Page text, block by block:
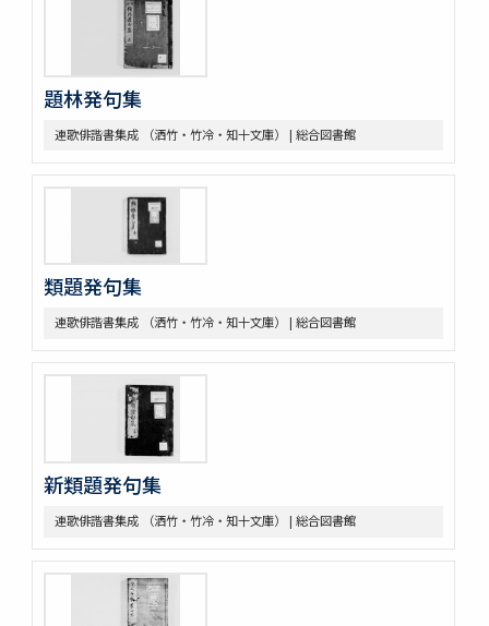
題林発句集
連歌俳諧書集成 （洒竹・竹冷・知十文庫） | 総合図書館
類題発句集
連歌俳諧書集成 （洒竹・竹冷・知十文庫） | 総合図書館
新類題発句集
連歌俳諧書集成 （洒竹・竹冷・知十文庫） | 総合図書館